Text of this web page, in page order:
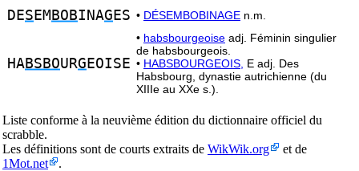
DES EM BOBINAG ES • DÉSEMBOBINAGE n.m.
HABSBOURG EOISE
• habsbourgeoise adj. Féminin singulier
de habsbourgeois.
• HABSBOURGEOIS, E adj. Des
Habsbourg, dynastie autrichienne (du
XIIIe au XXe s.).
Liste conforme à la neuvième édition du dictionnaire officiel du
scrabble.
Les définitions sont de courts extraits de WikWik.org
et de
1Mot.net
.